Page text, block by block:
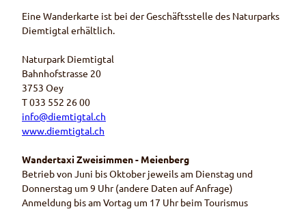
Eine Wanderkarte ist bei der Geschäftsstelle des Naturparks
Diemtigtal erhältlich.
Naturpark Diemtigtal
Bahnhofstrasse 20
3753 Oey
T 033 552 26 00
info@diemtigtal.ch
www.diemtigtal.ch
Wandertaxi Zweisimmen - Meienberg
Betrieb von Juni bis Oktober jeweils am Dienstag und
Donnerstag um 9 Uhr (andere Daten auf Anfrage)
Anmeldung bis am Vortag um 17 Uhr beim Tourismus